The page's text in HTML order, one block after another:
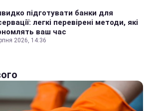
підготувати банки для
легкі перевірені методи, які
ваш час
2026, 14:36